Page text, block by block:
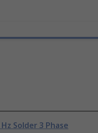
Hz Solder 3 Phase